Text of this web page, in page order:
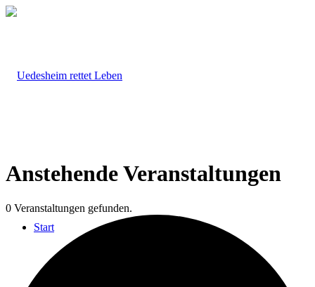
Start
Anstehende Veranstaltungen
0 Veranstaltungen gefunden.